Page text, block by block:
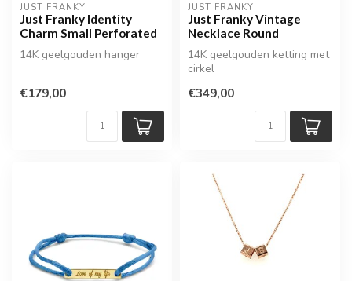
JUST FRANKY
Just Franky Identity
Charm Small Perforated
14K geelgouden hanger
€179,00
JUST FRANKY
Just Franky Vintage
Necklace Round
14K geelgouden ketting met
cirkel
€349,00